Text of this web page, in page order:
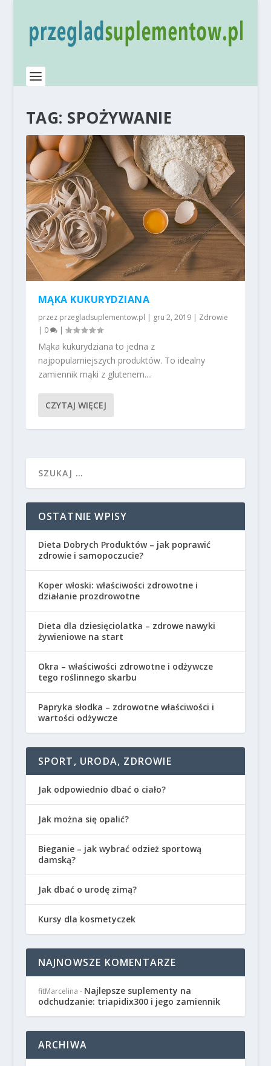
TAG: SPOŻYWANIE
MĄKA KUKURYDZIANA
przez przegladsuplementow.pl | gru 2, 2019| Zdrowie
| 0 |
Mąka kukurydziana to jedna z
najpopularniejszych produktów. To idealny
zamiennik mąki z glutenem....
CZYTAJ WIĘCEJ
OSTATNIE WPISY
Dieta Dobrych Produktów – jak poprawić
zdrowie i samopoczucie?
Koper włoski: właściwości zdrowotne i
działanie prozdrowotne
Dieta dla dziesięciolatka – zdrowe nawyki
żywieniowe na start
Okra – właściwości zdrowotne i odżywcze
tego roślinnego skarbu
Papryka słodka – zdrowotne właściwości i
wartości odżywcze
SPORT, URODA, ZDROWIE
Jak odpowiednio dbać o ciało?
Jak można się opalić?
Bieganie – jak wybrać odzież sportową
damską?
Jak dbać o urodę zimą?
Kursy dla kosmetyczek
NAJNOWSZE KOMENTARZE
fitMarcelina - Najlepsze suplementy na
odchudzanie: triapidix300 i jego zamiennik
ARCHIWA